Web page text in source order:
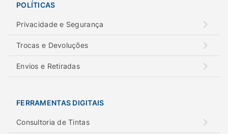
POLÍTICAS
Privacidade e Segurança
Trocas e Devoluções
Envios e Retiradas
FERRAMENTAS DIGITAIS
Consultoria de Tintas